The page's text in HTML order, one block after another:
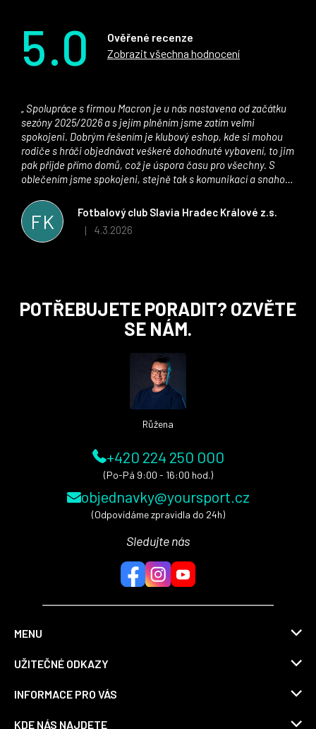
5.0
Ověřené recenze
Zobrazit všechna hodnocení
FK
Fotbalový club Slavia Hradec Králové z.s.
Hodnocení obchodu je 5 z 5 hvězdiček.
| 4.3.2026
sezóny 2025/2026 a s jejím plněním jsme zatím velmi
spokojeni. Dobrým řešením je klubový eshop, kde si mohou
rodiče s hráči objednávat veškeré dohodnuté vybavení, to jim
pak přijde přímo domů, což je úspora času pro všechny. S
oblečením jsme spokojeni, stejně tak s komunikací a snahou
stran. Věříme, že v tomto duchu bude spolupráce pokračovat
i nadále, nyní už začínáme řešit i první sady dresů ;)
POTŘEBUJETE PORADIT? OZVĚTE
SE NÁM.
Růžena
+420 224 250 000
(Po-Pá 9:00 - 16:00 hod.)
objednavky@yoursport.cz
(Odpovídáme zpravidla do 24h)
Sledujte nás
MENU
UŽITEČNÉ ODKAZY
INFORMACE PRO VÁS
KDE NÁS NAJDETE